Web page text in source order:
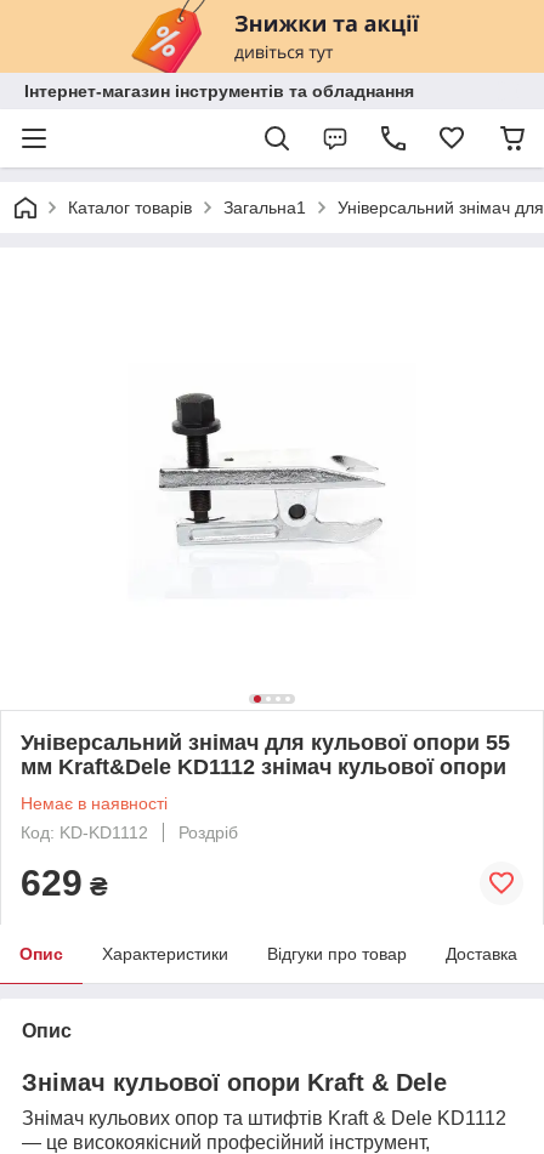
Інтернет-магазин інструментів та обладнання
Каталог товарів Загальна1 Універсальний знімач
Універсальний знімач для кульової опори 55
мм Kraft&Dele KD1112 знімач кульової опори
Немає в наявності
Код: KD-KD1112
Роздріб
629 ₴
Опис Характеристики Відгуки про товар Доставка
Опис
Знімач кульової опори Kraft & Dele
Знімач кульових опор та штифтів Kraft & Dele KD1112
— це високоякісний професійний інструмент,